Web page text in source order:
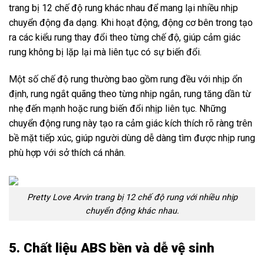
trang bị 12 chế độ rung khác nhau để mang lại nhiều nhịp
chuyển động đa dạng. Khi hoạt động, động cơ bên trong tạo
ra các kiểu rung thay đổi theo từng chế độ, giúp cảm giác
rung không bị lặp lại mà liên tục có sự biến đổi.
Một số chế độ rung thường bao gồm rung đều với nhịp ổn
định, rung ngắt quãng theo từng nhịp ngắn, rung tăng dần từ
nhẹ đến mạnh hoặc rung biến đổi nhịp liên tục. Những
chuyển động rung này tạo ra cảm giác kích thích rõ ràng trên
bề mặt tiếp xúc, giúp người dùng dễ dàng tìm được nhịp rung
phù hợp với sở thích cá nhân.
Pretty Love Arvin trang bị 12 chế độ rung với nhiều nhịp
chuyển động khác nhau.
5. Chất liệu ABS bền và dễ vệ sinh